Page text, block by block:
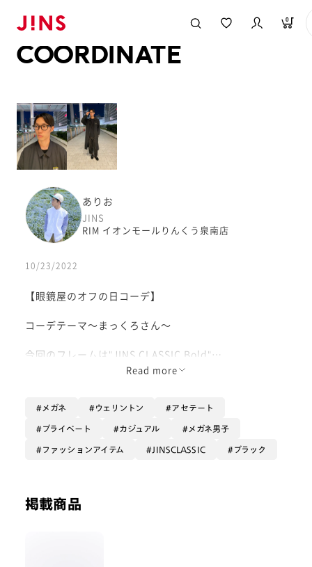
0
COORDINATE
ありお
JINS
RIM イオンモールりんくう泉南店
10/23/2022
【眼鏡屋のオフの日コーデ】
コーデテーマ〜まっくろさん〜
今回のフレームは"JINS CLASSIC Bold"
フレームにしっかり厚みがありインパクト◎
カジュアルな服でもメガネをワンポイントとして使って
今回のようなオールブラックコーデでも統一感があって
個性がありつつもどんな服装でも意外と合わせやすいオ
ールラウンダーです👍
Read more
メガネ ウェリントン アセテート
プライベート カジュアル メガネ男子
ファッションアイテム JINSCLASSIC ブラック
掲載商品